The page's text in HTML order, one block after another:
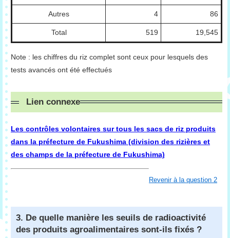
Autres 4 86
Total 519 19,545
Note : les chiffres du riz complet sont ceux pour lesquels des
tests avancés ont été effectués
Lien connexe
Les contrôles volontaires sur tous les sacs de riz produits
dans la préfecture de Fukushima (division des rizières et
des champs de la préfecture de Fukushima)
Revenir à la question 2
3. De quelle manière les seuils de radioactivité
des produits agroalimentaires sont-ils fixés ?